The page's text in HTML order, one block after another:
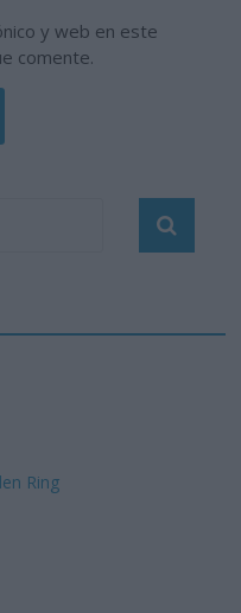
y web en este
comente.
Ring